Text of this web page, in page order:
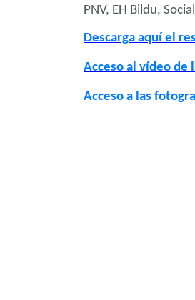
PNV, EH Bildu,
Descarga aquí el
Acceso al vídeo de
Acceso a las